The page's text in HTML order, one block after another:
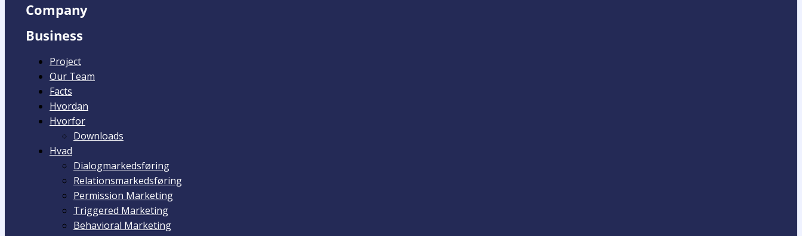
Company
Business
Project
Our Team
Facts
Hvordan
Hvorfor
Downloads
Hvad
Dialogmarkedsføring
Relationsmarkedsføring
Permission Marketing
Triggered Marketing
Behavioral Marketing